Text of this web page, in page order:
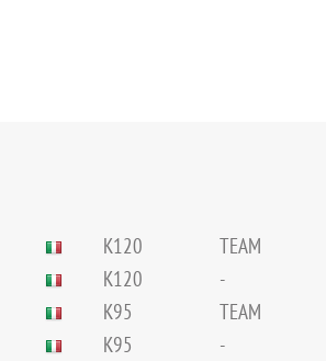
K120 TEAM
K120 -
K95 TEAM
K95 -